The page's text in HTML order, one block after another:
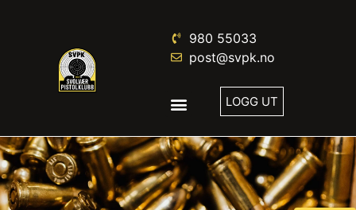
980 55033
post@svpk.no
LOGG UT